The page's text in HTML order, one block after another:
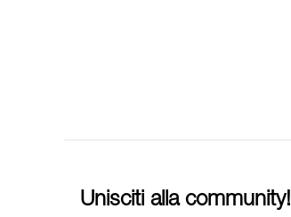
Unisciti alla community!